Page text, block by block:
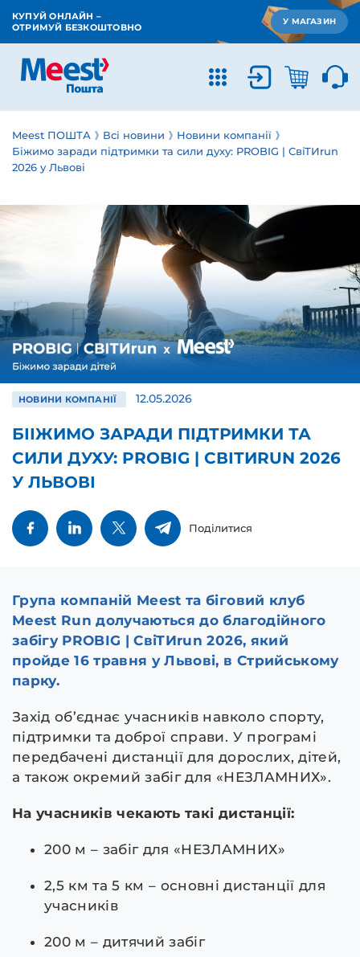
КУПУЙ ОНЛАЙН –
ОТРИМУЙ БЕЗКОШТОВНО
У МАГАЗИН
Meest ПОШТА Всі новини
Новини компанії
Біжимо заради підтримки та сили духу: PROBIG | СвіТИrun
2026 у Львові
НОВИНИ КОМПАНІЇ 12.05.2026
БІІЖИМО ЗАРАДИ ПІДТРИМКИ ТА
СИЛИ ДУХУ: PROBIG | СВІТИRUN 2026
У ЛЬВОВІ
Поділитися
Група компаній Meest та біговий клуб
Meest Run долучаються до благодійного
забігу PROBIG | СвіТИrun 2026, який
пройде 16 травня у Львові, в Стрийському
парку.
Захід об’єднає учасників навколо спорту,
підтримки та доброї справи. У програмі
передбачені дистанції для дорослих, дітей,
а також окремий забіг для «НЕЗЛАМНИХ».
На учасників чекають такі дистанції:
200 м – забіг для «НЕЗЛАМНИХ»
2,5 км та 5 км – основні дистанції для
учасників
200 м – дитячий забіг